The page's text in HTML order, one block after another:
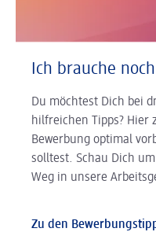
Ich brauche
Du möchtest Dich bei
hilfreichen Tipps? Hier
Bewerbung optimal
solltest. Schau Dich
Weg in unsere
Zu den